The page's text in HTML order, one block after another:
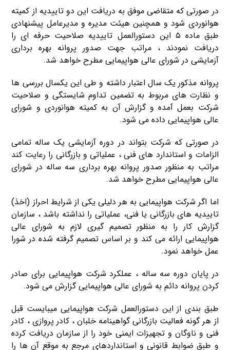
در صورتی که متقاضی موفق به دریافت این دو تاییدیه از کمیته
هوانوردی شود و همچنین هیئت مدیره و مدیرعامل پیشنهادی
طبق ماده ۵ این دستورالعمل تاییدیه صلاحیت حرفه ای را
دریافت نمودند ، مراتب جهت صدور پروانه بهره برداری
آزمایشی در شورای عالی هواپیمایی مطرح خواهد شد.
پروانه مذکور یک سال اعتبار داشته و طی این یکسال بررسی‌ ها
و نظارت ‌های مربوط به تضمین تداوم شایستگی و صلاحیت
شرکت بعمل آمده و گزارش آن به کمیته هوانوردی و شورای
عالی هواپیمایی داده می‌ شود.
در صورتی که شرکت بتواند در دوره آزمایشی یک ساله تمامی
الزامات و استاندارد های فنی ، عملیاتی و بازرگانی را رعایت کند
مراتب به منظور صدور پروانه بهره‌ برداری سه ساله در شورای
عالی هواپیمایی مطرح خواهد شد.
اما اگر شرکت هواپیمایی به هر دلیلی یکی از شرایط احراز (اخذ)
تاییدیه های بازرگانی یا فنی، عملیاتی را نداشته باشد ، سازمان
گزارش کار را به منظور تصمیم گیری لازم به شورای عالی
هواپیمایی ارائه می کند و بر اساس تصمیم گرفته شده در شورا
عمل خواهد نمود.
در پایان دوره سه ساله ، عملکرد شرکت هواپیمایی برای صادر
کردن پروانه دائم به شورای عالی هواپیمایی گزارش می ‌شود.
طبق بندی از این دستورالعمل شرکت هواپیمایی میبایست قبل
از هر گونه فعالیت بازرگانی گواهینامه خلبان ، کادر پروازی ، کادر
فنی و ناوگان و تجهیزات ایمنی خود را از سازمان دریافت کرده
و طبق ضوابط قانونی و استانداردهای مرجع به موقع آن ها را